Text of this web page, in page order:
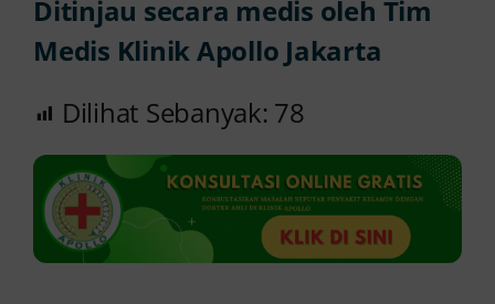
Ditinjau secara medis oleh Tim
Medis Klinik Apollo Jakarta
Dilihat Sebanyak: 78